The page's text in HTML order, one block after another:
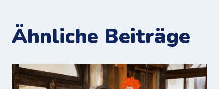
Ähnliche Beiträge